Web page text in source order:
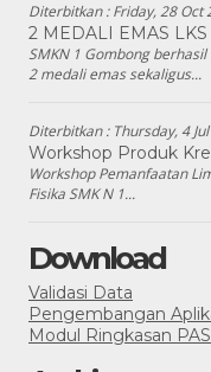
Diterbitkan :Friday, 28 Oct
2 MEDALI EMAS
SMKN 1 Gombong
2 medali emas sekaligus...
Diterbitkan : Thursday, 4
Workshop Produk
Workshop Pemanfaatan
Fisika SMK N 1...
Download
Validasi Data
Pengembangan
Modul Ringkasan PAS